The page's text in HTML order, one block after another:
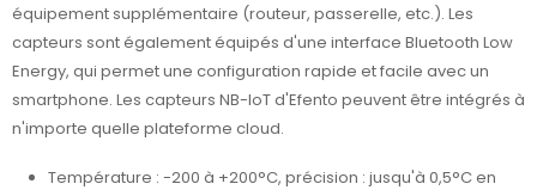
équipement supplémentaire (routeur, passerelle, etc.). Les
capteurs sont également équipés d'une interface Bluetooth Low
Energy, qui permet une configuration rapide et facile avec un
smartphone. Les capteurs NB-IoT d'Efento peuvent être intégrés à
n'importe quelle plateforme cloud.
Température : -200 à +200°C, précision : jusqu'à 0,5°C en